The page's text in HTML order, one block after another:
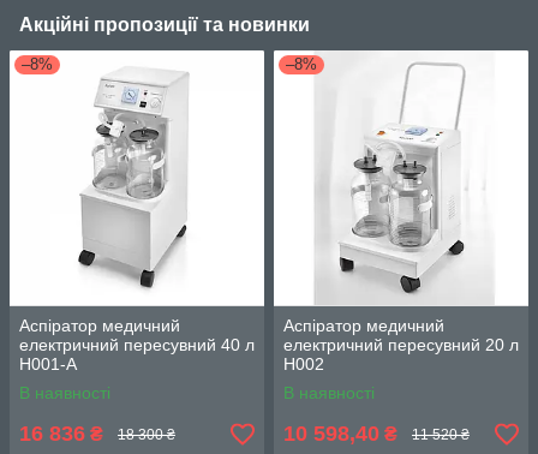
Акційні пропозиції та новинки
–8%
Аспіратор медичний
електричний пересувний 40 л
H001-A
В наявності
16 836 ₴ 18 300 ₴
–8%
Аспіратор медичний
електричний пересувний 20 л
H002
В наявності
10 598,40 ₴ 11 520 ₴